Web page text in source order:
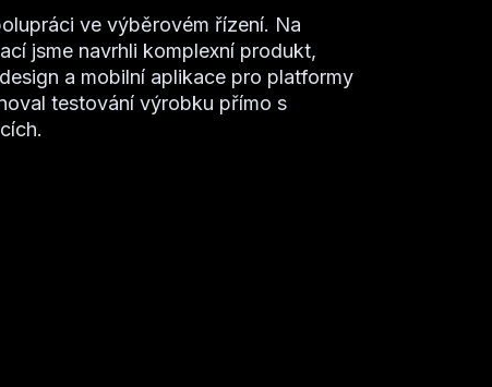
ve výběrovém řízení. Na
jsme navrhli komplexní produkt,
a mobilní aplikace pro platformy
testování výrobku přímo s